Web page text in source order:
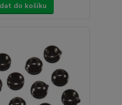
do košíku